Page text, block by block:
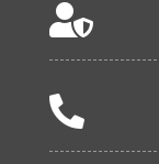

